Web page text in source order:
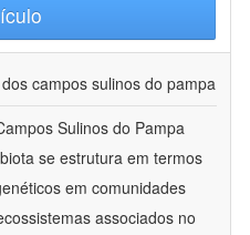
campos sulinos do pampa
Sulinos do Pampa
se estrutura em termos
em comunidades
associados no